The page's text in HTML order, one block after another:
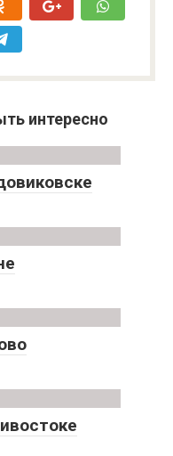
интересно